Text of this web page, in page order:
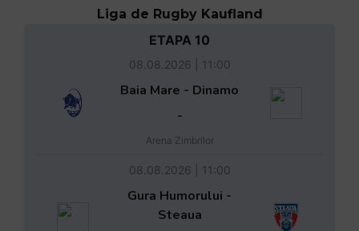
Liga de Rugby Kaufland
ETAPA 10
08.08.2026 | 11:00
Baia Mare - Dinamo
-
Arena Zimbrilor
08.08.2026 | 11:00
Gura Humorului -
Steaua